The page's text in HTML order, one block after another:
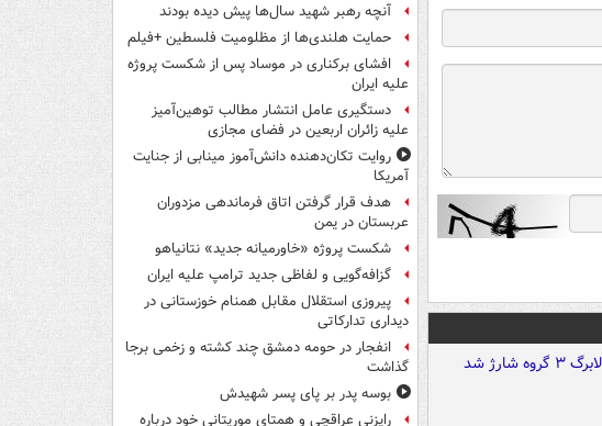
آنچه رهبر شهید سال‌ها پیش دیده بودند
حمایت هلندی‌ها از مظلومیت فلسطین +فیلم
افشای برکناری در موساد پس از شکست پروژه
علیه ایران
دستگیری عامل انتشار مطالب توهین‌آمیز
علیه زائران اربعین در فضای مجازی
روایت تکان‌دهنده دانش‌آموز مینابی از جنایت
آمریکا
هدف قرار گرفتن اتاق‌ فرماندهی مزدوران
عربستان در یمن
شکست پروژه «خاورمیانه جدید» نتانیاهو
گزافه‌گویی و لفاظی جدید ترامپ علیه ایران
پیروزی استقلال مقابل همنام خوزستانی در
دیداری تدارکاتی
انفجار در حومه دمشق چند کشته و زخمی برجا
گذاشت
بوسه‌ پدر بر پای پسر شهیدش
رایزنی عراقچی و همتای موریتانی خود درباره